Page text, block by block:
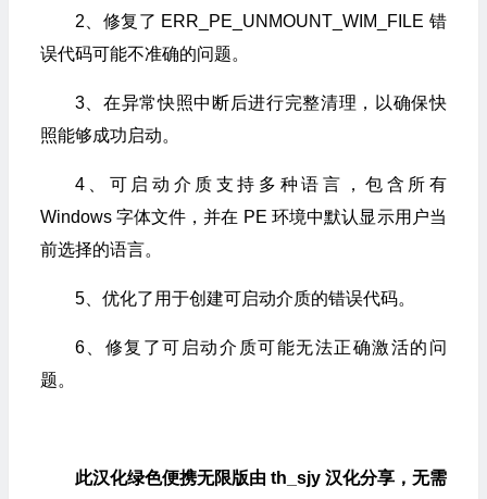
2、修复了 ERR_PE_UNMOUNT_WIM_FILE 错
误代码可能不准确的问题。
3、在异常快照中断后进行完整清理，以确保快
照能够成功启动。
4、可启动介质支持多种语言，包含所有
Windows 字体文件，并在 PE 环境中默认显示用户当
前选择的语言。
5、优化了用于创建可启动介质的错误代码。
6、修复了可启动介质可能无法正确激活的问
题。
此汉化绿色便携无限版由 th_sjy 汉化分享，无需